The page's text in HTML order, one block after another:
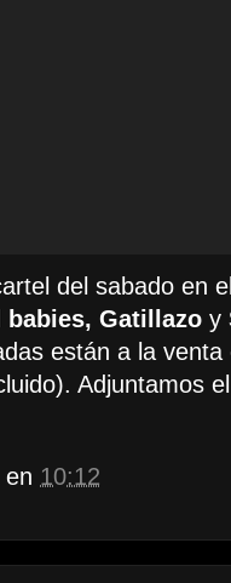
del sabado en
babies, Gatillazo y
están a la
Adjuntamos
en 10:12